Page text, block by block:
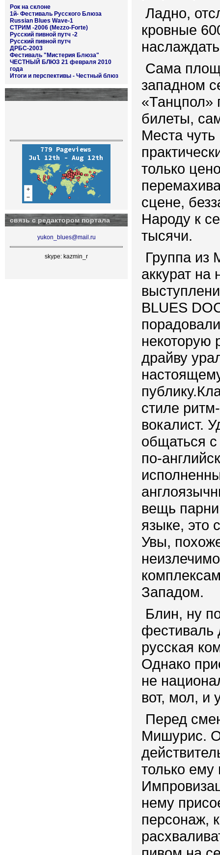
Рок на склоне
1й- Фестиваль Русского Блюза
Russian Blues Wave-1
СТРИМ -2006 (Mezzo-Forte)
Русский пивной путч -2
Русский пивной путч
ДРБС-2003
Фестиваль "Мистерия Блюза"
ЧЕСТНЫЙ БЛЮЗ 21 февраля 2010
года
Итоги и перспективы - Честный блюз
связь с редактором портала
yukon_blues@mail.ru
skype: kazmin_r
Ладно,
кровные
Сама
западном
«Танцпол»
билеты,
Места
только
сцене,
Народу к
тысячи.
Группа из
аккурат на
BLUES
некоторую
драйву
стиле
вокалист.
общаться
по-
вещь
языке, это
Увы,
Западом.
Блин, ну
фестиваль
русская
Однако
не
вот, мол, и
Перед
Мишурис.
только ему
нему
персонаж,